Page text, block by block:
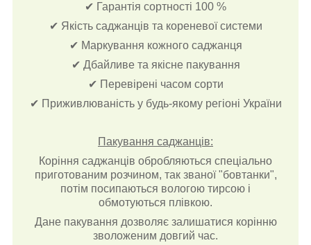
✔ Гарантія сортності 100 %
✔ Якість саджанців та кореневої системи
✔ Маркування кожного саджанця
✔ Дбайливе та якісне пакування
✔ Перевірені часом сорти
✔ Приживлюваність у будь-якому регіоні України
Пакування саджанців:
Коріння саджанців обробляються спеціально
приготованим розчином, так званої "бовтанки",
потім посипаються вологою тирсою і
обмотуються плівкою.
Дане пакування дозволяє залишатися корінню
зволоженим довгий час.